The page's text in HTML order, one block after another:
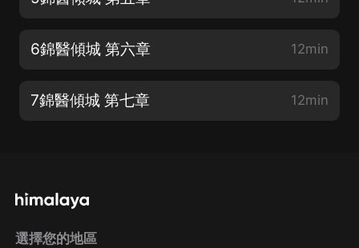
6錦醫傾城 第六章 12min
7錦醫傾城 第七章 12min
選擇您的地區